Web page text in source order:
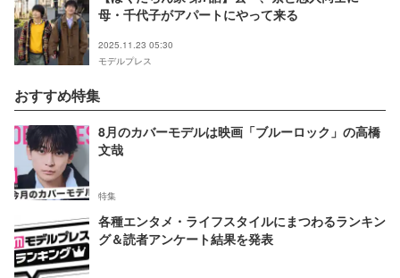
母・千代子がアパートにやって来る
2025.11.23 05:30
モデルプレス
おすすめ特集
8月のカバーモデルは映画「ブルーロック」の高橋
文哉
特集
各種エンタメ・ライフスタイルにまつわるランキン
グ＆読者アンケート結果を発表